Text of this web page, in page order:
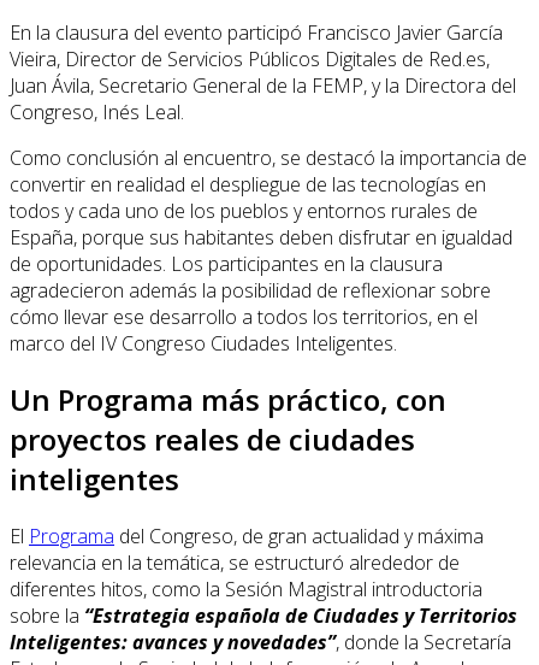
En la clausura del evento participó Francisco Javier García
Vieira, Director de Servicios Públicos Digitales de Red.es,
Juan Ávila, Secretario General de la FEMP, y la Directora del
Congreso, Inés Leal.
Como conclusión al encuentro, se destacó la importancia de
convertir en realidad el despliegue de las tecnologías en
todos y cada uno de los pueblos y entornos rurales de
España, porque sus habitantes deben disfrutar en igualdad
de oportunidades. Los participantes en la clausura
agradecieron además la posibilidad de reflexionar sobre
cómo llevar ese desarrollo a todos los territorios, en el
marco del IV Congreso Ciudades Inteligentes.
Un Programa más práctico, con
proyectos reales de ciudades
inteligentes
El Programa del Congreso, de gran actualidad y máxima
relevancia en la temática, se estructuró alrededor de
diferentes hitos, como la Sesión Magistral introductoria
sobre la “Estrategia española de Ciudades y Territorios
Inteligentes: avances y novedades”, donde la Secretaría